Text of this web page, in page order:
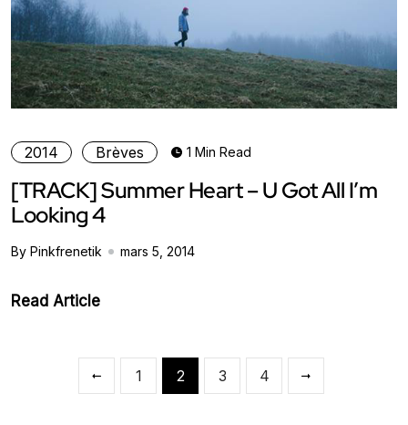
2014 Brèves 1 Min Read
[TRACK] Summer Heart – U Got All I’m
Looking 4
By Pinkfrenetik mars 5, 2014
Read Article
1 2 3 4